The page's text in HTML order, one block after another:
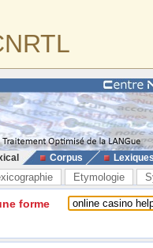
Corpus
Etymologie
forme